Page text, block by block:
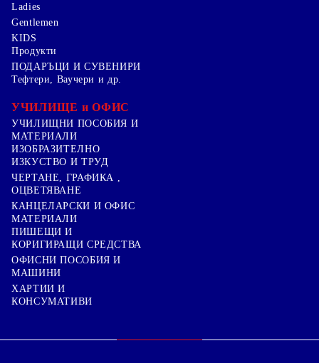
Ladies
Gentlemen
KIDS
Продукти
ПОДАРЪЦИ И СУВЕНИРИ
Тефтери, Ваучери и др.
УЧИЛИЩЕ и ОФИС
УЧИЛИЩНИ ПОСОБИЯ И
МАТЕРИАЛИ
ИЗОБРАЗИТЕЛНО
ИЗКУСТВО И ТРУД
ЧЕРТАНЕ, ГРАФИКА ,
ОЦВЕТЯВАНЕ
КАНЦЕЛАРСКИ И ОФИС
МАТЕРИАЛИ
ПИШЕЩИ И
КОРИГИРАЩИ СРЕДСТВА
ОФИСНИ ПОСОБИЯ И
МАШИНИ
ХАРТИИ И
КОНСУМАТИВИ